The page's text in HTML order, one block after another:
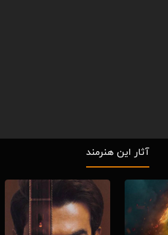
آثار این هنرمند
Download
Download